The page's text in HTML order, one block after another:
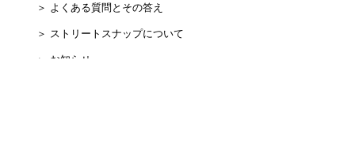
＞ よくある質問とその答え
＞ ストリートスナップについて
＞ お知らせ